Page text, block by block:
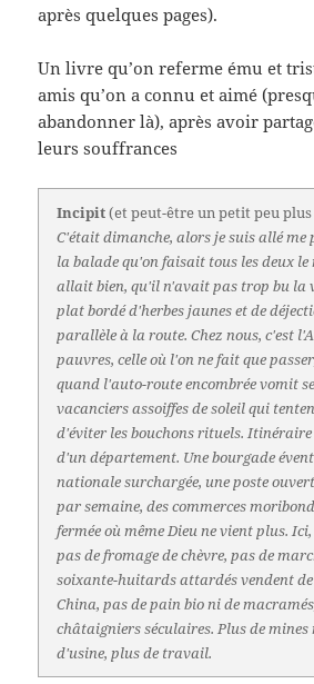
après quelques pages).
Un livre qu’on referme ému et
amis qu’on a connu et aimé
abandonner là), après avoir
leurs souffrances
Incipit(et peut-être un petit peu
C'était dimanche, alors je suis allé me
la balade qu'on faisait tous les deux
allait bien, qu'il n'avait pas trop bu la
plat bordé d'herbes jaunes et de
parallèle à la route. Chez nous, c'est
pauvres, celle où l'on ne fait que
quand l'auto-route encombrée vomit
vacanciers assoiffes de soleil qui
d'éviter les bouchons rituels. Itinéraire
d'un département. Une bourgade
nationale surchargée, une poste
par semaine, des commerces
fermée où même Dieu ne vient plus.
pas de fromage de chèvre, pas de
soixante-huitards attardés vendent
China, pas de pain bio ni de
châtaigniers séculaires. Plus de
d'usine, plus de travail.